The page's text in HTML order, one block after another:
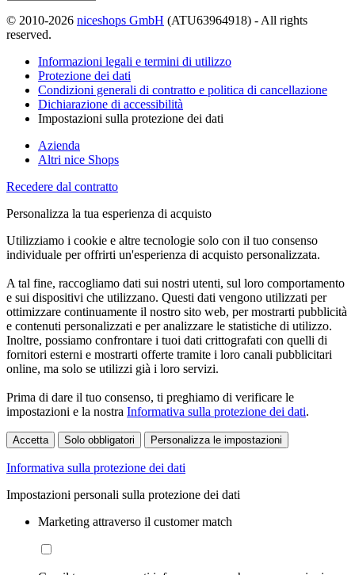
© 2010-2026 niceshops GmbH (ATU63964918) - All rights
reserved.
Informazioni legali e termini di utilizzo
Protezione dei dati
Condizioni generali di contratto e politica di cancellazione
Dichiarazione di accessibilità
Impostazioni sulla protezione dei dati
Azienda
Altri nice Shops
Recedere dal contratto
Personalizza la tua esperienza di acquisto
Utilizziamo i cookie e altre tecnologie solo con il tuo consenso
individuale per offrirti un'esperienza di acquisto personalizzata.
A tal fine, raccogliamo dati sui nostri utenti, sul loro comportamento
e sui dispositivi che utilizzano. Questi dati vengono utilizzati per
ottimizzare continuamente il nostro sito web, per mostrarti pubblicità
e contenuti personalizzati e per analizzare le statistiche di utilizzo.
Inoltre, possiamo confrontare i tuoi dati crittografati con quelli di
fornitori esterni e mostrarti offerte tramite i loro canali pubblicitari
online, ma solo se utilizzi già i loro servizi.
Prima di dare il tuo consenso, ti preghiamo di verificare le
impostazioni e la nostra Informativa sulla protezione dei dati.
Accetta Solo obbligatori Personalizza le impostazioni
Informativa sulla protezione dei dati
Impostazioni personali sulla protezione dei dati
Marketing attraverso il customer match